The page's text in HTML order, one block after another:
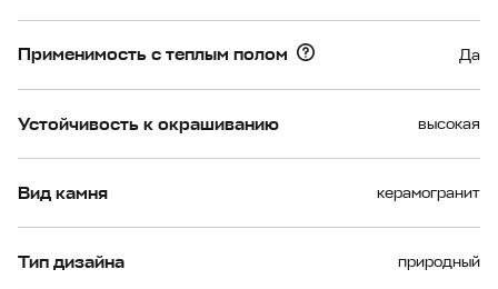
Применимость с теплым полом Да
Устойчивость к окрашиванию высокая
Вид камня керамогранит
Тип дизайна природный